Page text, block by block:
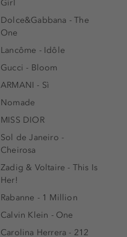
Girl
Dolce&Gabbana - The
One
Lancôme - Idôle
Gucci - Bloom
ARMANI - Sì
Nomade
MISS DIOR
Sol de Janeiro -
Cheirosa
Zadig & Voltaire - This Is
Her!
Rabanne - 1 Million
Calvin Klein - One
Carolina Herrera - 212